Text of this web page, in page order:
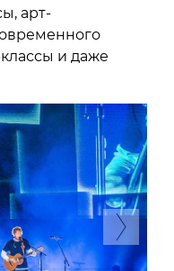
арт-
и даже
Next